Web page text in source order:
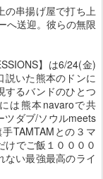
の串揚げ屋で打ち上
へ送迎。彼らの無限
】は6/24(金)
説いた熊本のドンに
するバンドのひとつ
は熊本navaroで共
ツダブ/ソウルmeets
TAMTAMとの３マ
けでご飯１００００
ない最強最高のライ